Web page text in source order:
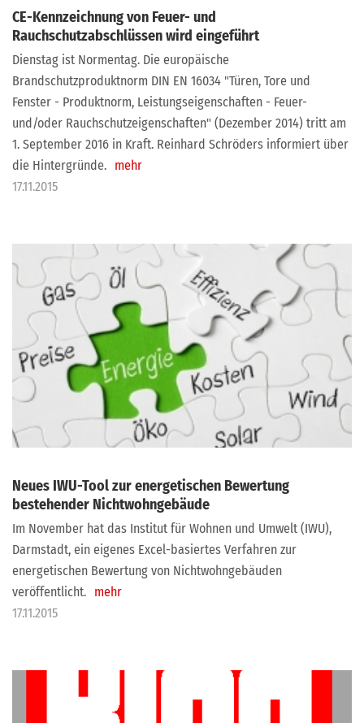
CE-Kennzeichnung von Feuer- und
Rauchschutzabschlüssen wird eingeführt
Dienstag ist Normentag. Die europäische
Brandschutzproduktnorm DIN EN 16034 "Türen, Tore und
Fenster - Produktnorm, Leistungseigenschaften - Feuer-
und/oder Rauchschutzeigenschaften" (Dezember 2014) tritt am
1. September 2016 in Kraft. Reinhard Schröders informiert über
die Hintergründe. mehr
17.11.2015
Neues IWU-Tool zur energetischen Bewertung
bestehender Nichtwohngebäude
Im November hat das Institut für Wohnen und Umwelt (IWU),
Darmstadt, ein eigenes Excel-basiertes Verfahren zur
energetischen Bewertung von Nichtwohngebäuden
veröffentlicht. mehr
17.11.2015